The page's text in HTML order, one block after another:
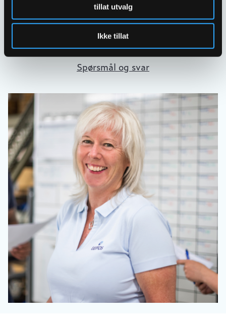
tillat utvalg
Ikke tillat
Skriv til oss
67 80 62 00
Spørsmål og svar